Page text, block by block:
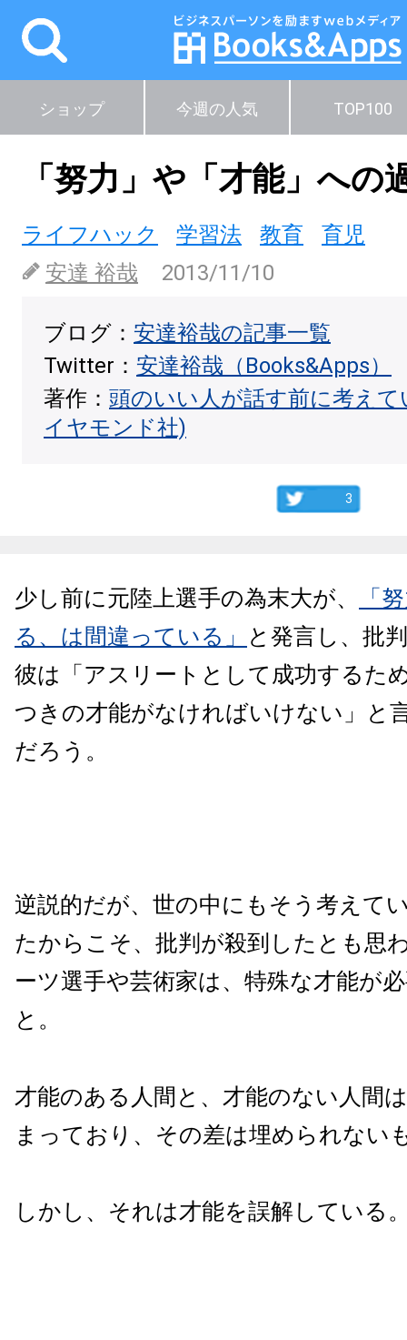
ショップ 今週の人気 TOP100
「努力」や「才能」への
ライフハック 学習法 教育
育児
安達 裕哉
2013/11/10
ブログ： 安達裕哉の記事一覧
Twitter： 安達裕哉（Books&Apps）
著作： 頭のいい人が話す前に考え
イヤモンド社)
3
少し前に元陸上選手の為末大が、
「
る、は間違っている」
と発言し、批
彼は「アスリートとして成功するた
つきの才能がなければいけない」と
だろう。
逆説的だが、世の中にもそう考えて
たからこそ、批判が殺到したとも思
ーツ選手や芸術家は、特殊な才能が
と。
才能のある人間と、才能のない人間
まっており、その差は埋められない
しかし、それは才能を誤解している